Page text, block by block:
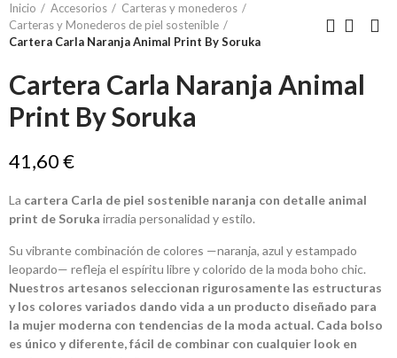
Inicio Accesorios
Carteras y monederos
Carteras y Monederos de piel sostenible
Cartera Carla Naranja Animal Print By Soruka
Cartera Carla Naranja Animal
Print By Soruka
41,60 €
La cartera Carla de piel sostenible naranja con detalle animal
print de Soruka irradia personalidad y estilo.
Su vibrante combinación de colores —naranja, azul y estampado
leopardo— refleja el espíritu libre y colorido de la moda boho chic.
Nuestros artesanos seleccionan rigurosamente las estructuras
y los colores variados dando vida a un producto diseñado para
la mujer moderna con tendencias de la moda actual. Cada bolso
es único y diferente, fácil de combinar con cualquier look en